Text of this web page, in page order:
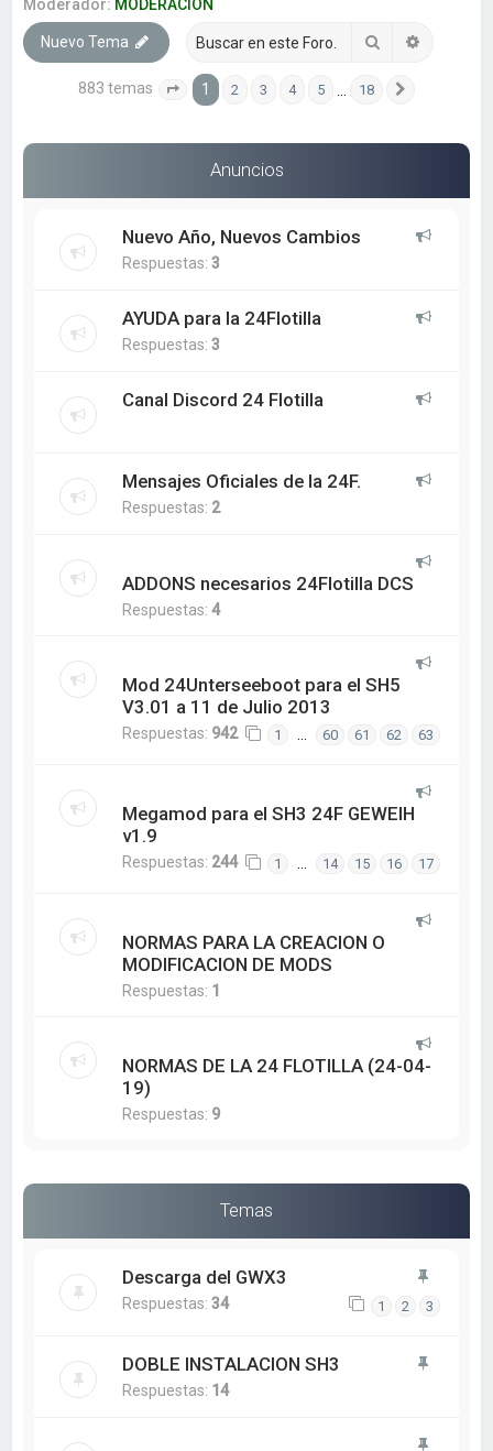
Moderador: MODERACION
Nuevo Tema Buscar
883 temas Página 1de 18
1 2 3 4 5 18
Anuncios
Nuevo Año, Nuevos Cambios
Respuestas:3
AYUDA para la 24Flotilla
Respuestas:3
Canal Discord 24 Flotilla
Mensajes Oficiales de la 24F.
Respuestas: 2
ADDONS necesarios 24Flotilla DCS
Respuestas:4
Mod 24Unterseeboot para el SH5
V3.01 a 11 de Julio 2013
Respuestas: 942 1 … 60 61 62 63
Megamod para el SH3 24F GEWEIH
v1.9
Respuestas: 244 1 … 14 15 16 17
NORMAS PARA LA CREACION O
MODIFICACION DE MODS
Respuestas: 1
NORMAS DE LA 24 FLOTILLA (24-04-
19)
Respuestas: 9
Temas
Descarga del GWX3
Respuestas:34 1 2 3
DOBLE INSTALACION SH3
Respuestas: 14